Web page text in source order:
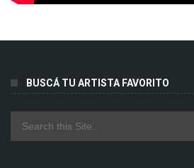
BUSCÁ TU ARTISTA FAVORITO